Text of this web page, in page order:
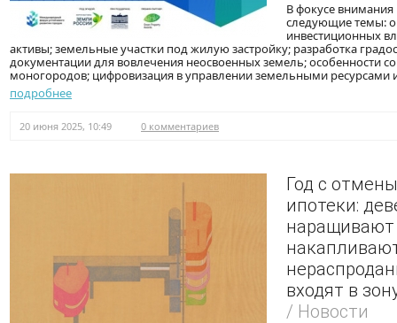
В фокусе
следующие темы:
инвестиционных
активы; земельные участки под жилую застройку; разработка
документации для вовлечения неосвоенных земель; особенности
моногородов; цифровизация в управлении земельными ресурсами
подробнее
20 июня 2025, 10:49 0 комментариев
Год с
ипотеки:
наращивают
входят в
/ Новости